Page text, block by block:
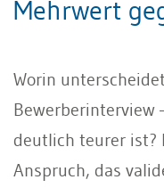
Mehrwert
Worin
Bewerberinterview
deutlich teurer ist?
Anspruch, das